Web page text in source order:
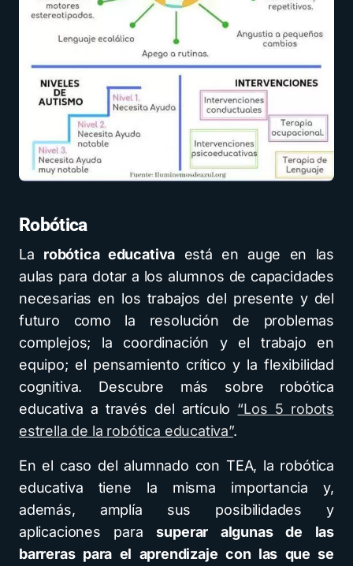
Robótica
La robótica educativa está en auge en las
aulas para dotar a los alumnos de capacidades
necesarias en los trabajos del presente y del
futuro como la resolución de problemas
complejos; la coordinación y el trabajo en
equipo; el pensamiento crítico y la flexibilidad
cognitiva. Descubre más sobre robótica
educativa a través del artículo “Los 5 robots
estrella de la robótica educativa”.
En el caso del alumnado con TEA, la robótica
educativa tiene la misma importancia y,
además, amplía sus posibilidades y
aplicaciones parasuperar algunas de las
barreras para el aprendizaje con las que se